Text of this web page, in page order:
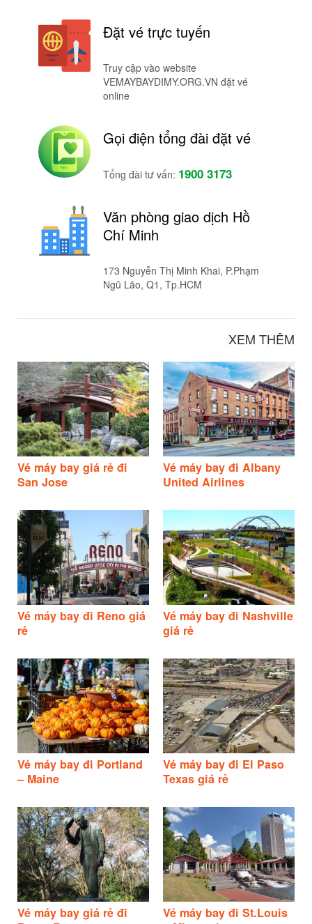
Đặt vé trực tuyến
Truy cập vào website
VEMAYBAYDIMY.ORG.VN đặt vé
online
Gọi điện tổng đài đặt vé
Tổng đài tư vấn: 1900 3173
Văn phòng giao dịch Hồ
Chí Minh
173 Nguyễn Thị Minh Khai, P.Phạm
Ngũ Lão, Q1, Tp.HCM
XEM THÊM
Vé máy bay giá rẻ đi
San Jose
Vé máy bay đi Albany
United Airlines
Vé máy bay đi Reno giá
rẻ
Vé máy bay đi Nashville
giá rẻ
Vé máy bay đi Portland
– Maine
Vé máy bay đi El Paso
Texas giá rẻ
Vé máy bay giá rẻ đi
Vé máy bay đi St.Louis